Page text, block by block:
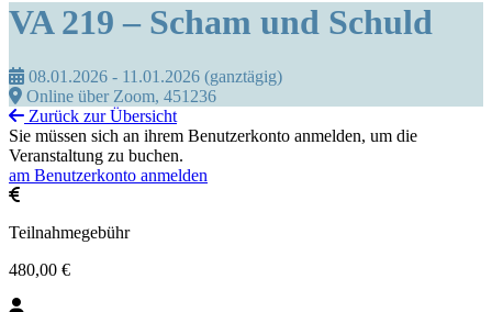
VA 219 – Scham und Schuld
08.01.2026 - 11.01.2026 (ganztägig)
Online über Zoom, 451236
Zurück zur Übersicht
Sie müssen sich an ihrem Benutzerkonto anmelden, um die
Veranstaltung zu buchen.
am Benutzerkonto anmelden
Teilnahmegebühr
480,00 €